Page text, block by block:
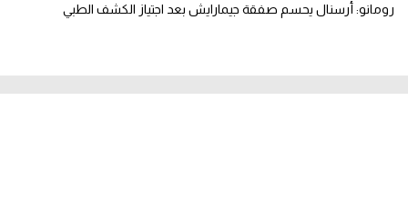
رومانو: أرسنال يحسم صفقة جيمارايش بعد اجتياز الكشف الطبي